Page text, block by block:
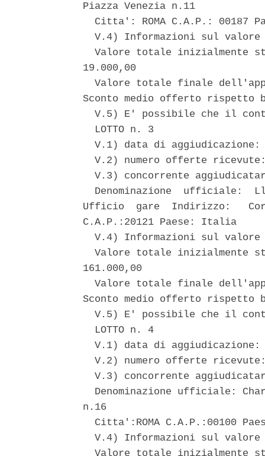
Piazza Venezia n.11
Citta': ROMA C.A.P.: 00187
V.4) Informazioni sul
Valore totale inizialmente
19.000,00
Valore totale finale
Sconto medio offerto rispetto
V.5) E' possibile che il
  LOTTO n. 3
V.1) data di
V.2) numero offerte
V.3) concorrente
Denominazione  ufficiale:
Ufficio  gare  Indirizzo:
C.A.P.:20121 Paese: Italia
V.4) Informazioni sul
Valore totale inizialmente
161.000,00
Valore totale finale
Sconto medio offerto rispetto
V.5) E' possibile che il
  LOTTO n. 4
V.1) data di
V.2) numero offerte
V.3) concorrente
Denominazione ufficiale:
n.16
Citta':ROMA C.A.P.:00100
V.4) Informazioni sul
Valore totale inizialmente